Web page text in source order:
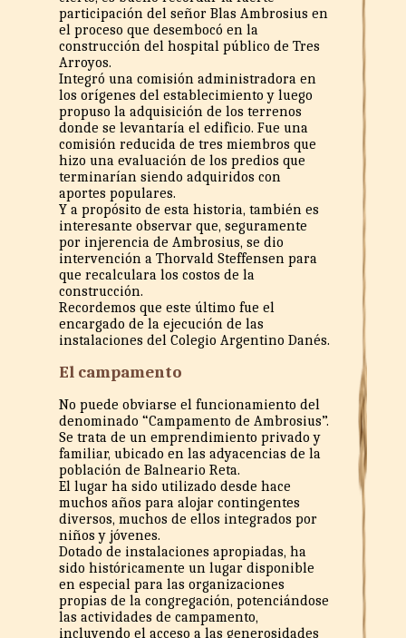
participación del señor Blas Ambrosius en
el proceso que desembocó en la
construcción del hospital público de Tres
Arroyos.
Integró una comisión administradora en
los orígenes del establecimiento y luego
propuso la adquisición de los terrenos
donde se levantaría el edificio. Fue una
comisión reducida de tres miembros que
hizo una evaluación de los predios que
terminarían siendo adquiridos con
aportes populares.
Y a propósito de esta historia, también es
interesante observar que, seguramente
por injerencia de Ambrosius, se dio
intervención a Thorvald Steffensen para
que recalculara los costos de la
construcción.
Recordemos que este último fue el
encargado de la ejecución de las
instalaciones del Colegio Argentino Danés.
El campamento
No puede obviarse el funcionamiento del
denominado “Campamento de Ambrosius”.
Se trata de un emprendimiento privado y
familiar, ubicado en las adyacencias de la
población de Balneario Reta.
El lugar ha sido utilizado desde hace
muchos años para alojar contingentes
diversos, muchos de ellos integrados por
niños y jóvenes.
Dotado de instalaciones apropiadas, ha
sido históricamente un lugar disponible
en especial para las organizaciones
propias de la congregación, potenciándose
las actividades de campamento,
incluyendo el acceso a las generosidades